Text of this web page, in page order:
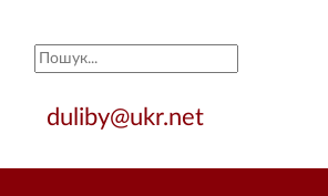
duliby@ukr.net